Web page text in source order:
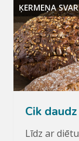
ĶERMEŅA
Cik
Līdz ar